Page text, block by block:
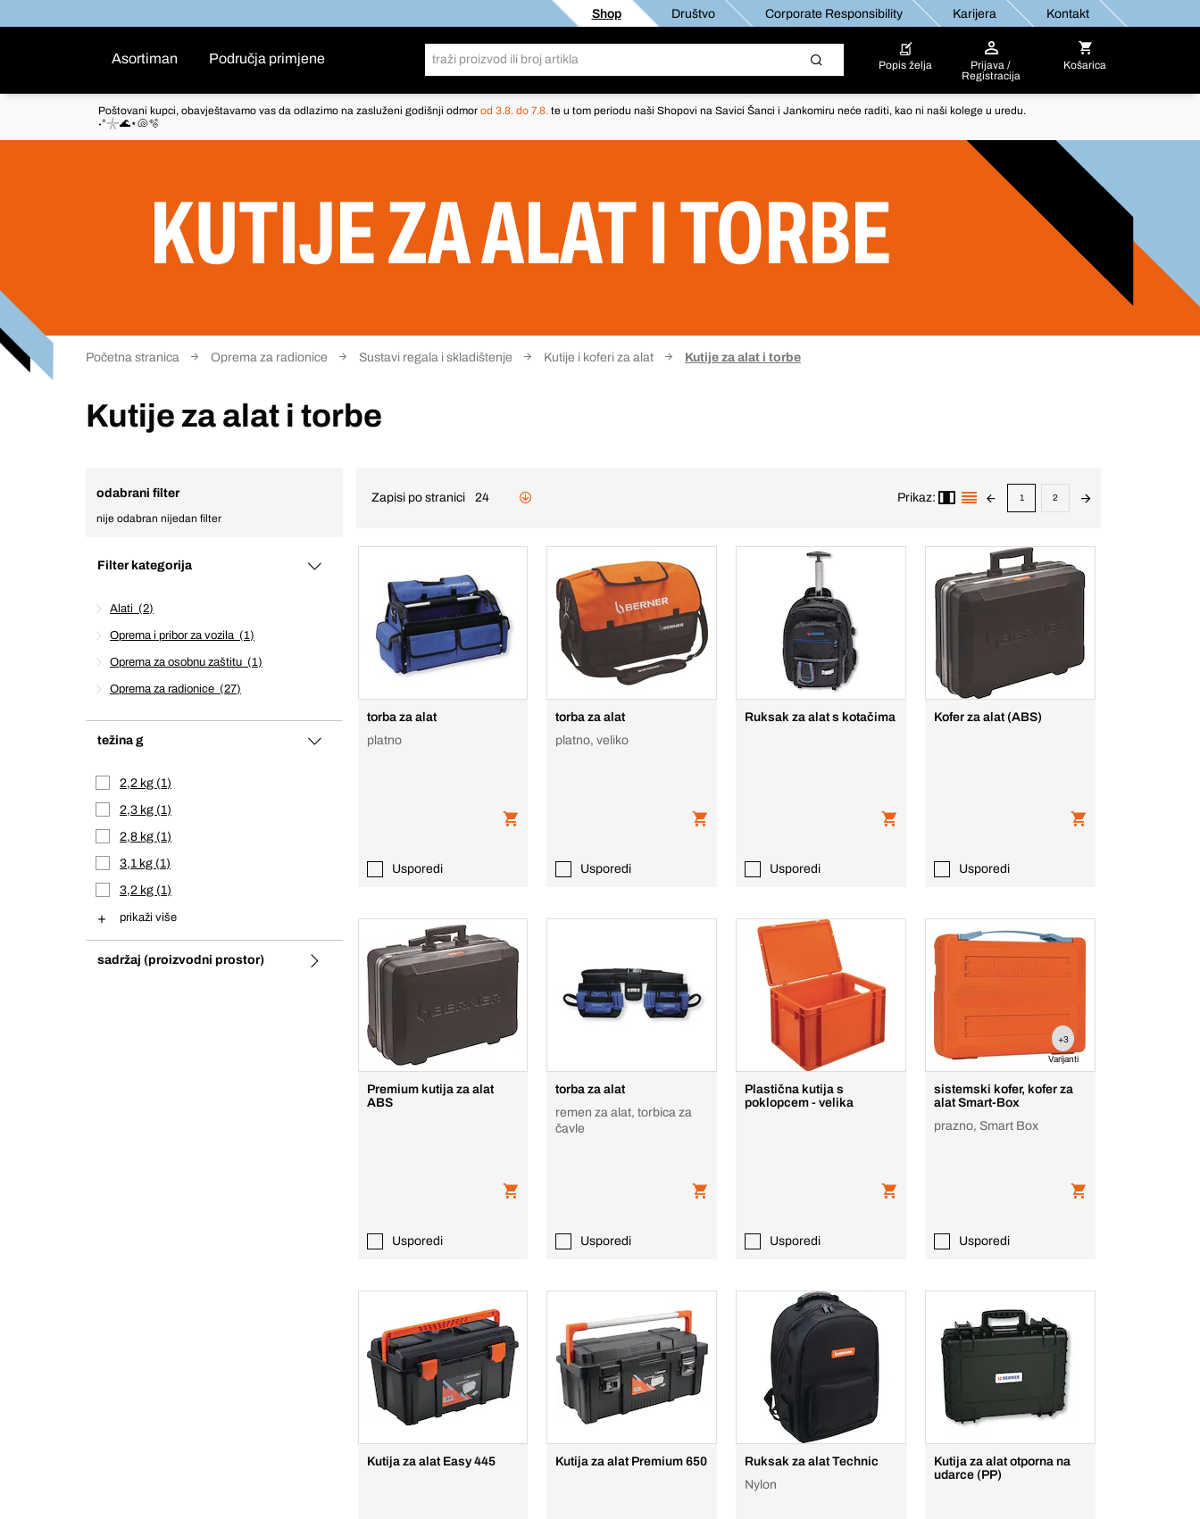
Shop Društvo Corporate Responsibility Karijera Kontakt
Asortiman Područja primjene Popis želja
Prijava /
Registracija
Košarica
Poštovani kupci, obavještavamo vas da odlazimo na zasluženi godišnji odmor od 3.8. do 7.8. te u tom periodu naši Shopovi na Savici Šanci i Jankomiru neće raditi, kao ni naši kolege u uredu.
˖°𓇼🌊⋆🐚🫧
KUTIJE ZA ALAT I TORBE
Početna stranica Oprema za radionice Sustavi regala i skladištenje Kutije i koferi za alat Kutije za alat i torbe
Kutije za alat i torbe
odabrani filter
nije odabran nijedan filter
Filter kategorija
Alati 2
Oprema i pribor za vozila 1
Oprema za osobnu zaštitu 1
Oprema za radionice 27
težina g
2,2 kg 1
2,3 kg 1
2,8 kg 1
3,1 kg 1
3,2 kg 1
prikaži više
sadržaj (proizvodni prostor)
Zapisi po stranici 24 Prikaz: 1 2
torba za alat
platno
Usporedi
torba za alat
platno, veliko
Usporedi
Ruksak za alat s kotačima
Usporedi
Kofer za alat (ABS)
Usporedi
Premium kutija za alat
ABS
Usporedi
torba za alat
remen za alat, torbica za
čavle
Usporedi
Plastična kutija s
poklopcem - velika
Usporedi
+3
Varijanti
sistemski kofer, kofer za
alat Smart-Box
prazno, Smart Box
Usporedi
Kutija za alat Easy 445 Kutija za alat Premium 650
Ruksak za alat Technic
Nylon
Kutija za alat otporna na
udarce (PP)